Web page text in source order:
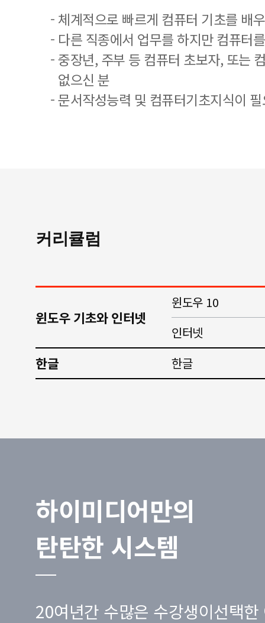
- 체계적으로 빠르게 컴퓨터 기초를 배
- 다른 직종에서 업무를 하지만 컴퓨터
- 중장년, 주부 등 컴퓨터 초보자, 또는
없으신 분
- 문서작성능력 및 컴퓨터기초지식이
커리큘럼
윈도우 기초와 인터넷
윈도우 10
인터넷
한글 한글
하이미디어만의
탄탄한 시스템
20여년간 수많은 수강생이선택한